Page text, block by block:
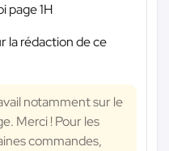
page 1H
la rédaction de ce
notamment sur le
Merci ! Pour les
commandes,